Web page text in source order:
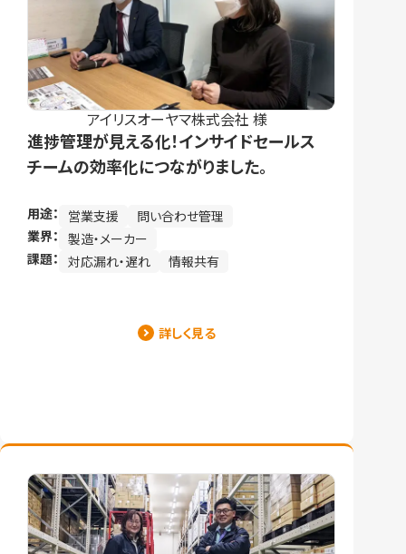
アイリスオーヤマ株式会社 様
進捗管理が見える化！インサイドセールス
チームの効率化につながりました。
用途： 営業支援
問い合わせ管理
業界： 製造・メーカー
課題： 対応漏れ・遅れ 情報共有
詳しく見る